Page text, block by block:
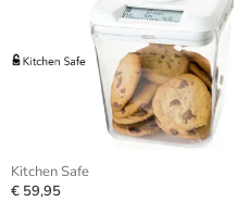
Kitchen Safe
€ 59,95